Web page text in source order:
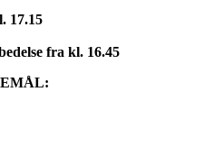
17.15
fra kl. 16.45
: